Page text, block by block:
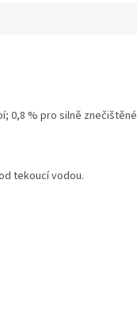
0,8 % pro silně znečištěné
tekoucí vodou.